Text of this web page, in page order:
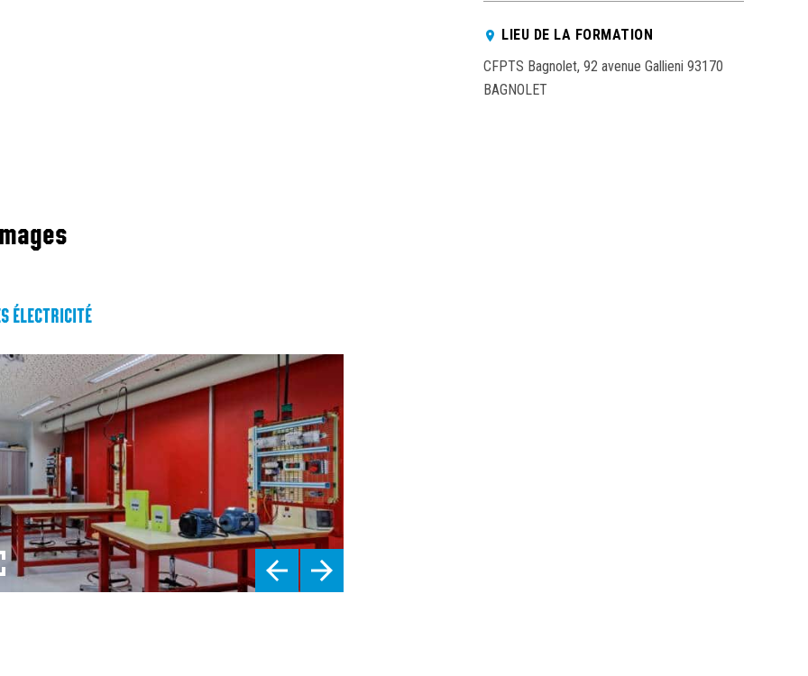
LIEU DE LA FORMATION
CFPTS Bagnolet, 92 avenue Gallieni 93170
BAGNOLET
ÉLECTRICITÉ
écran